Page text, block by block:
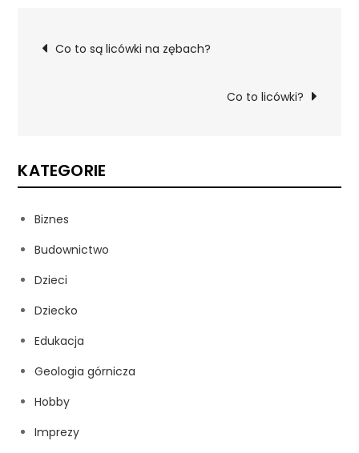
Nawigacja
Co to są licówki na zębach?
Co to licówki?
KATEGORIE
Biznes
Budownictwo
Dzieci
Dziecko
Edukacja
Geologia górnicza
Hobby
Imprezy